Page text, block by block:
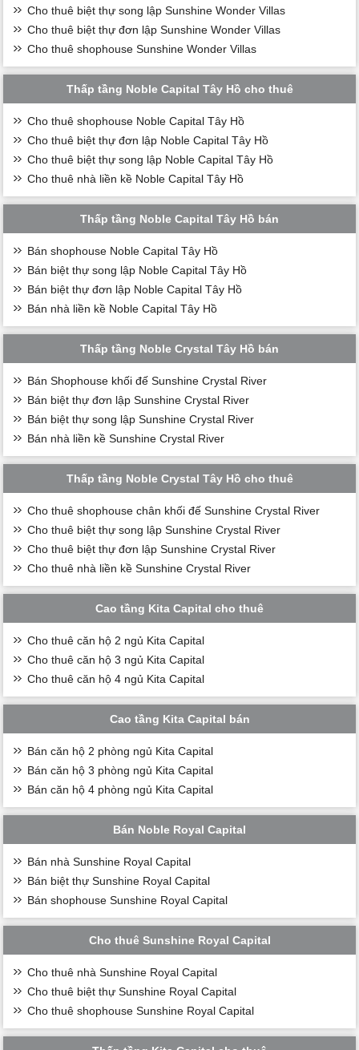
Cho thuê biệt thự song lập Sunshine Wonder Villas
Cho thuê biệt thự đơn lập Sunshine Wonder Villas
Cho thuê shophouse Sunshine Wonder Villas
Thấp tầng Noble Capital Tây Hồ cho thuê
Cho thuê shophouse Noble Capital Tây Hồ
Cho thuê biệt thự đơn lập Noble Capital Tây Hồ
Cho thuê biệt thự song lập Noble Capital Tây Hồ
Cho thuê nhà liền kề Noble Capital Tây Hồ
Thấp tầng Noble Capital Tây Hồ bán
Bán shophouse Noble Capital Tây Hồ
Bán biệt thự song lập Noble Capital Tây Hồ
Bán biệt thự đơn lập Noble Capital Tây Hồ
Bán nhà liền kề Noble Capital Tây Hồ
Thấp tầng Noble Crystal Tây Hồ bán
Bán Shophouse khối đế Sunshine Crystal River
Bán biệt thự đơn lập Sunshine Crystal River
Bán biệt thự song lập Sunshine Crystal River
Bán nhà liền kề Sunshine Crystal River
Thấp tầng Noble Crystal Tây Hồ cho thuê
Cho thuê shophouse chân khối đế Sunshine Crystal River
Cho thuê biệt thự song lập Sunshine Crystal River
Cho thuê biệt thự đơn lập Sunshine Crystal River
Cho thuê nhà liền kề Sunshine Crystal River
Cao tầng Kita Capital cho thuê
Cho thuê căn hộ 2 ngủ Kita Capital
Cho thuê căn hộ 3 ngủ Kita Capital
Cho thuê căn hộ 4 ngủ Kita Capital
Cao tầng Kita Capital bán
Bán căn hộ 2 phòng ngủ Kita Capital
Bán căn hộ 3 phòng ngủ Kita Capital
Bán căn hộ 4 phòng ngủ Kita Capital
Bán Noble Royal Capital
Bán nhà Sunshine Royal Capital
Bán biệt thự Sunshine Royal Capital
Bán shophouse Sunshine Royal Capital
Cho thuê Sunshine Royal Capital
Cho thuê nhà Sunshine Royal Capital
Cho thuê biệt thự Sunshine Royal Capital
Cho thuê shophouse Sunshine Royal Capital